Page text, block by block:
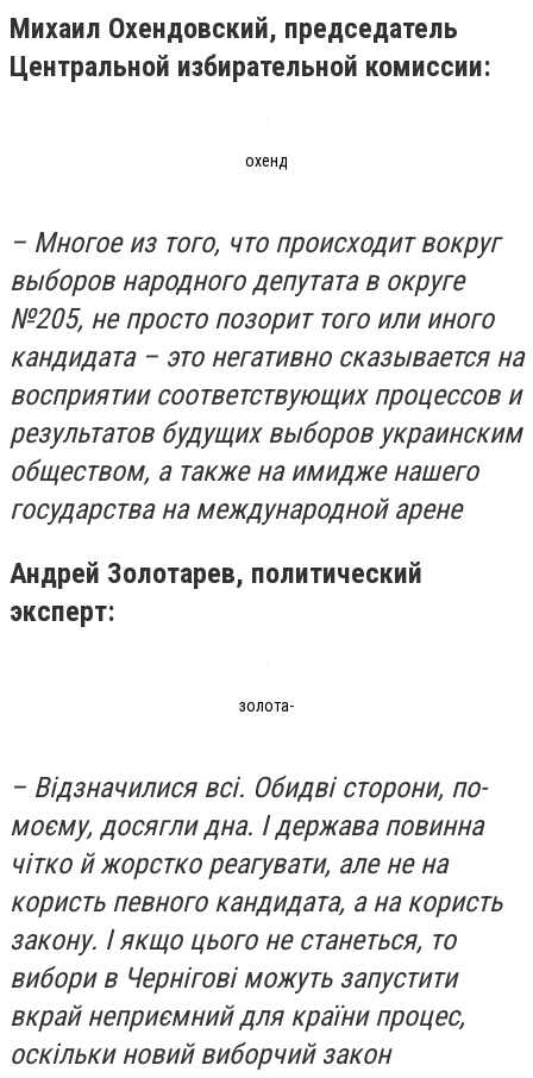
Михаил Охендовский, председатель
Центральной избирательной комиссии:
охенд
– Многое из того, что происходит вокруг
выборов народного депутата в округе
№205, не просто позорит того или иного
кандидата – это негативно сказывается на
восприятии соответствующих процессов и
результатов будущих выборов украинским
обществом, а также на имидже нашего
государства на международной арене
Андрей Золотарев, политический
эксперт:
золота-
– Відзначилися всі. Обидві сторони, по-
моєму, досягли дна. І держава повинна
чітко й жорстко реагувати, але не на
користь певного кандидата, а на користь
закону. І якщо цього не станеться, то
вибори в Чернігові можуть запустити
вкрай неприємний для країни процес,
оскільки новий виборчий закон